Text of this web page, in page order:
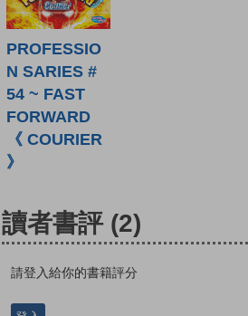
PROFESSIO
N SARIES #
54 ~ FAST
FORWARD
《 COURIER
》
讀者書評 (2)
請登入給你的書籍評分